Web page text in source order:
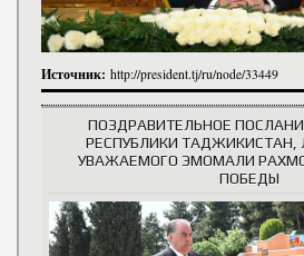
Источник: http://president.tj/ru/node/33449
ПОЗДРАВИТЕЛЬНОЕ
РЕСПУБЛИКИ ТАДЖИКИСТАН,
УВАЖАЕМОГО ЭМОМАЛИ
ПОБЕДЫ